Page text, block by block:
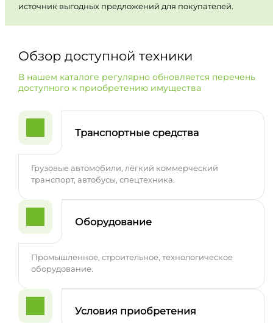
источник выгодных предложений для покупателей.
Обзор доступной техники
В нашем каталоге регулярно обновляется перечень
доступного к приобретению имущества
Транспортные средства
Грузовые автомобили, лёгкий коммерческий
транспорт, автобусы, спецтехника.
Оборудование
Промышленное, строительное, технологическое
оборудование.
Условия приобретения